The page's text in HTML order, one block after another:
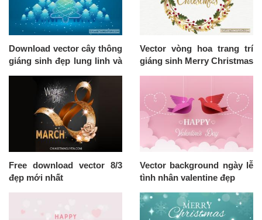
Download vector cây thông
giáng sinh đẹp lung linh và
Vector vòng hoa trang trí
giáng sinh Merry Christmas
Free download vector 8/3
đẹp mới nhất
Vector background ngày lễ
tình nhân valentine đẹp